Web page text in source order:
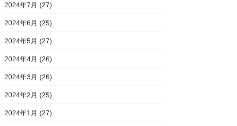
2024年7月 (27)
2024年6月 (25)
2024年5月 (27)
2024年4月 (26)
2024年3月 (26)
2024年2月 (25)
2024年1月 (27)